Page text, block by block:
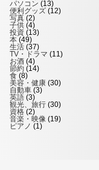
パソコン (13)
便利グッズ (12)
写真 (2)
子供 (4)
投資 (13)
本 (49)
生活 (37)
TV・ドラマ (11)
お酒 (4)
節約 (14)
食 (8)
美容・健康 (30)
自動車 (3)
英語 (3)
観光、旅行 (30)
資格 (2)
音楽・映像 (19)
ピアノ (1)